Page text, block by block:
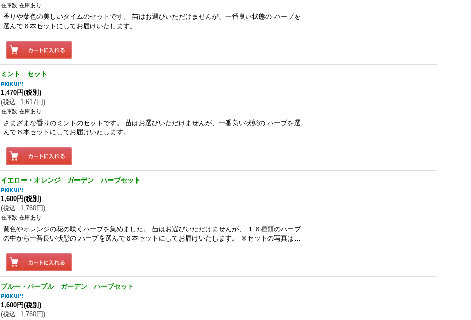
在庫数 在庫あり
香りや葉色の美しいタイムのセットです。 苗はお選びいただけませんが、一番良い状態の ハーブを
選んで６本セットにしてお届けいたします。
ミント セット
1,470円(税別)
(税込: 1,617円)
在庫数 在庫あり
さまざまな香りのミントのセットです。 苗はお選びいただけませんが、一番良い状態の ハーブを選
んで６本セットにしてお届けいたします。
イエロー・オレンジ ガーデン ハーブセット
1,600円(税別)
(税込: 1,760円)
在庫数 在庫あり
黄色やオレンジの花の咲くハーブを集めました。 苗はお選びいただけませんが、 １６種類のハーブ
の中から一番良い状態の ハーブを選んで６本セットにしてお届けいたします。 ※セットの写真は…
ブルー・パープル ガーデン ハーブセット
1,600円(税別)
(税込: 1,760円)